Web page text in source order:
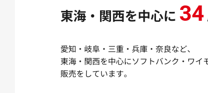
東海・関西を中心に 34
愛知・岐阜・三重・兵庫・奈良など、
東海・関西を中心にソフトバンク・ワイ
販売をしています。